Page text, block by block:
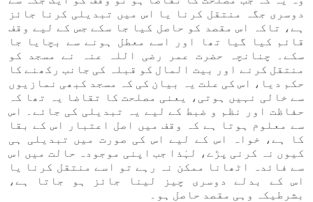
دوسری جگہ منتقل کرنا یا اس میں تبدیلی کرنا جائز
ہے، تاکہ اس مقصد کو حاصل کیا جا سکے جس کے لیے وقف
قائم کیا گیا تھا اور اسے معطل ہونے سے بچایا جا
سکے۔ چنانچہ حضرت عمر رضی اللہ عنہ نے مسجد کو
منتقل کرنے اور بیت المال کو قبلہ کی جانب رکھنے کا
حکم دیا، اس کی علت یہ بیان کی کہ مسجد کبھی نمازیوں
سے خالی نہیں ہوتی، یعنی مصلحت کا تقاضا یہ تھا کہ
حفاظت اور نظم و ضبط کے لیے یہ تبدیلی کی جائے۔ اس
سے معلوم ہوتا ہے کہ وقف میں اصل اعتبار اس کے بقا
کا ہے، خواہ اس کے لیے اس کی صورت میں تبدیلی ہی
کیوں نہ کرنی پڑے، لہٰذا جب اپنی موجودہ حالت میں اس
سے فائدہ اٹھانا ممکن نہ رہے تو اسے منتقل کرنا یا
اس کے بدلے دوسری چیز لینا جائز ہو جاتا ہے،
بشرطیکہ وہی مقصد حاصل ہو۔